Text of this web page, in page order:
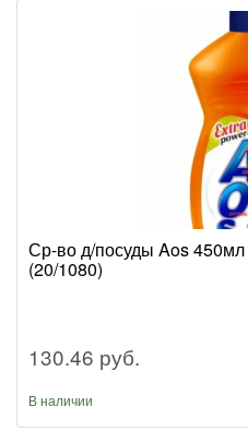
Ср-во д/посуды Aos
(20/1080)
130.46 руб.
В наличии